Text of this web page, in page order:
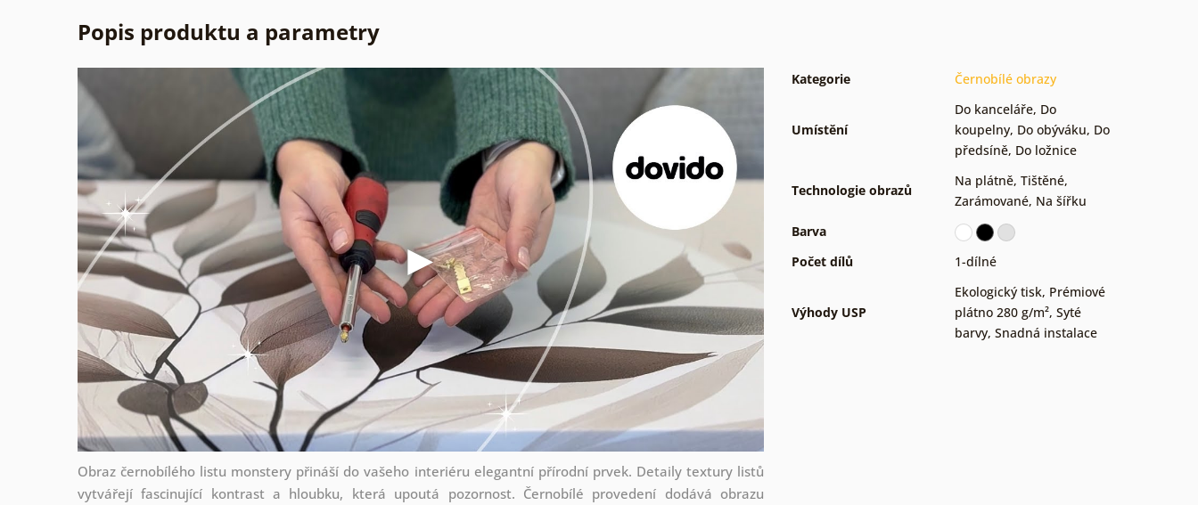
Popis produktu a parametry
Obraz černobílého listu monstery přináší do vašeho interiéru elegantní přírodní prvek. Detaily textury listů
vytvářejí fascinující kontrast a hloubku, která upoutá pozornost. Černobílé provedení dodává obrazu
Kategorie Černobílé obrazy
Umístění
Do kanceláře, Do
koupelny, Do obýváku, Do
předsíně, Do ložnice
Technologie obrazů
Na plátně, Tištěné,
Zarámované, Na šířku
Barva
Počet dílů
1-dílné
Výhody USP
Ekologický tisk, Prémiové
plátno 280 g/m², Syté
barvy, Snadná instalace